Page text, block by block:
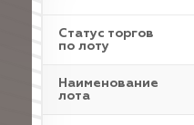
Статус торгов
по лоту
Наименование
лота